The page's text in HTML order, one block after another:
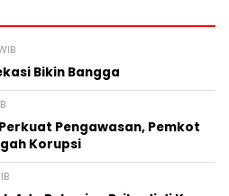
Bikin Bangga
Pengawasan, Pemkot
Korupsi